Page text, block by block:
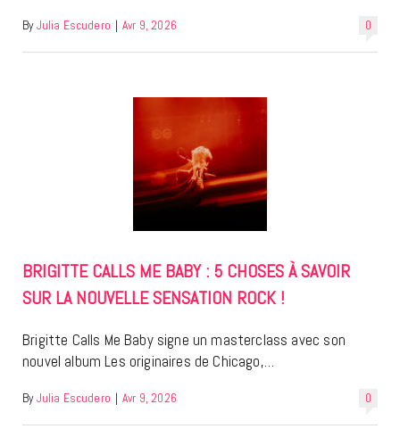
0
By Julia Escudero | Avr 9, 2026
BRIGITTE CALLS ME BABY : 5 CHOSES À SAVOIR
SUR LA NOUVELLE SENSATION ROCK !
Brigitte Calls Me Baby signe un masterclass avec son
nouvel album Les originaires de Chicago,…
0
By Julia Escudero | Avr 9, 2026